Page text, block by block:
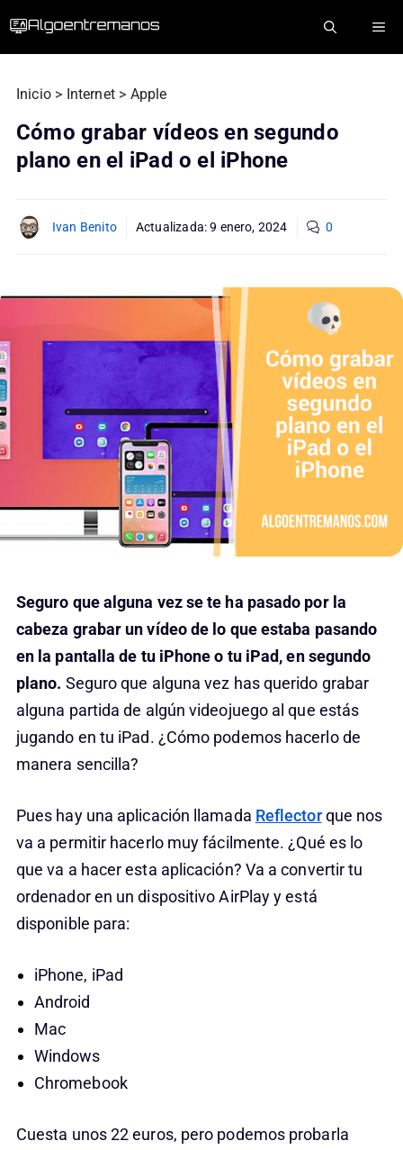
Inicio > Internet > Apple
Cómo grabar vídeos en segundo
plano en el iPad o el iPhone
Ivan Benito Actualizada:9 enero, 2024 0
Seguro que alguna vez se te ha pasado por la
cabeza grabar un vídeo de lo que estaba pasando
en la pantalla de tu iPhone o tu iPad, en segundo
plano. Seguro que alguna vez has querido grabar
alguna partida de algún videojuego al que estás
jugando en tu iPad. ¿Cómo podemos hacerlo de
manera sencilla?
Pues hay una aplicación llamada Reflectorque nos
va a permitir hacerlo muy fácilmente. ¿Qué es lo
que va a hacer esta aplicación? Va a convertir tu
ordenador en un dispositivo AirPlay y está
disponible para:
iPhone, iPad
Android
Mac
Windows
Chromebook
Cuesta unos 22 euros, pero podemos probarla